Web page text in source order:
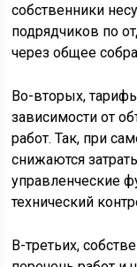
собственники
подрядчиков по
через общее
Во-вторых,
зависимости от
работ. Так, при
снижаются
управленческие
технический
В-третьих,